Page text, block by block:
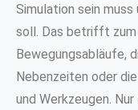
Simulation sein
soll. Das betrifft zum
Bewegungsabläufe,
Nebenzeiten oder
und Werkzeugen.